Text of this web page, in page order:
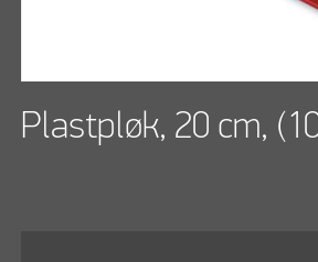
Plastpløk, 20 cm,